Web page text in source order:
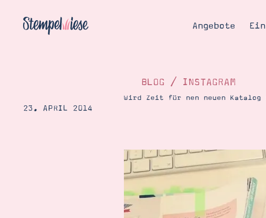
Angebote
Blog
Gutscheine
Produkte
Über mich
Über Stampin’
BLOG / INSTAGRAM
Wird Zeit für nen neuen Katalog
23. APRIL 2014